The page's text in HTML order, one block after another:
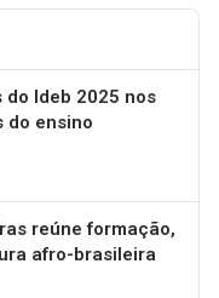
do Ideb 2025 nos
do ensino
reúne formação,
afro-brasileira